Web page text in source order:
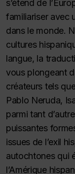
s’étend de
familiariser avec
dans le monde.
cultures
langue, la
vous plongeant
créateurs tels
Pablo Neruda,
parmi tant
puissantes
issues de l’exil
autochtones qui
l’Amérique